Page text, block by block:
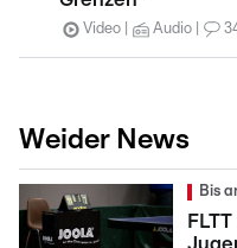
Video Audio
Weider News
Bis